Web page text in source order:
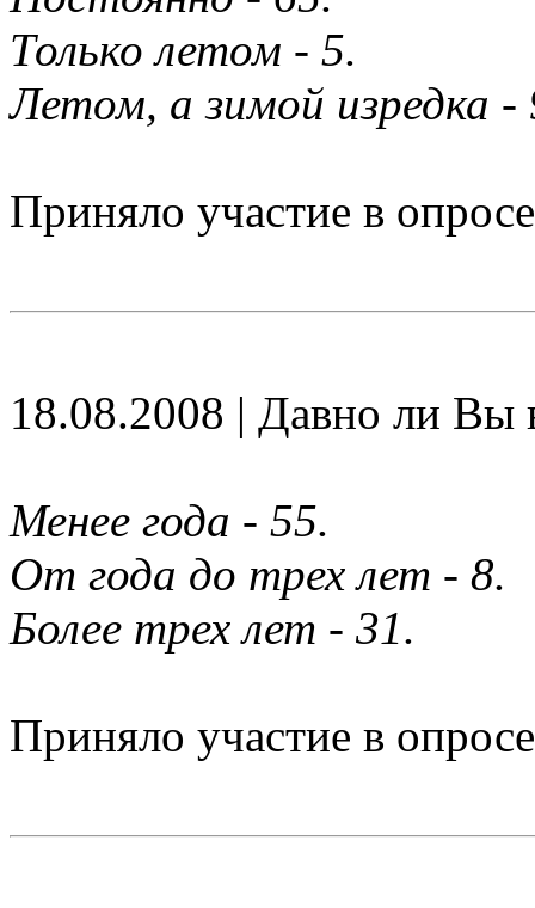
Только летом - 5.
Летом, а зимой изредка -
Приняло участие в
18.08.2008 | Давно ли Вы
Менее года - 55.
От года до трех лет - 8.
Более трех лет - 31.
Приняло участие в